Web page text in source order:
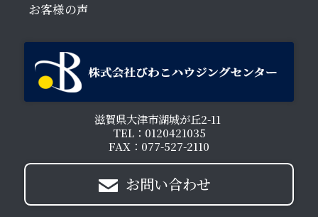
お客様の声
滋賀県大津市湖城が丘2-11
TEL：0120421035
FAX：077-527-2110
お問い合わせ